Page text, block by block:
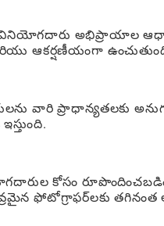
అభిప్రాయాల
ఆకర్షణీయంగా
వారి ప్రాధాన్యతలకు
కోసం
ఫోటోగ్రాఫర్‌లకు